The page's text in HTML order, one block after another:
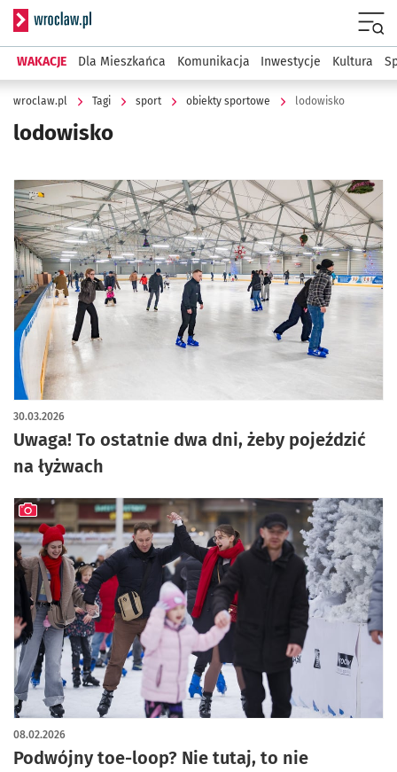
Serwis informacyjny wroclaw.pl
WAKACJE Dla Mieszkańca Komunikacja Inwestycje Kultura
wroclaw.pl Tagi sport obiekty sportowe lodowisko
lodowisko
Uwaga! To ostatnie dwa dni, żeby pojeździć
na łyżwach
30.03.2026
Podwójny toe-loop? Nie tutaj, to nie
08.02.2026
artykuł z galerią zdjęć